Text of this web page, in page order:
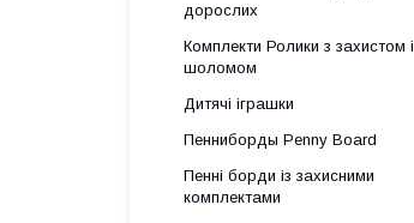
дорослих
Комплекти Ролики з захистом і
шоломом
Дитячі іграшки
Пенниборды Penny Board
Пенні борди із захисними
комплектами